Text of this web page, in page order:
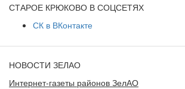
СТАРОЕ КРЮКОВО В СОЦСЕТЯХ
СК в ВКонтакте
НОВОСТИ ЗЕЛАО
Интернет-газеты районов ЗелАО